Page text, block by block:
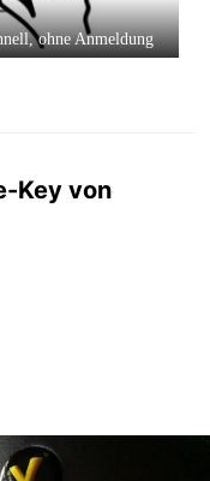
ohne Anmeldung
Key von